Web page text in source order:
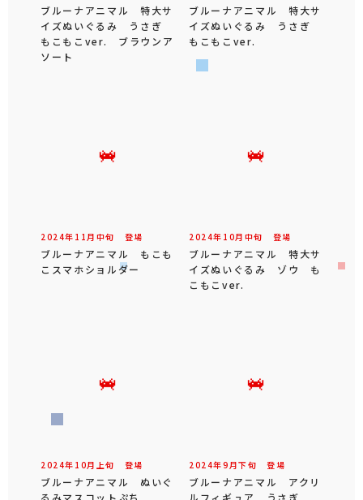
ブルーナアニマル 特大サ
イズぬいぐるみ うさぎ
もこもこver. ブラウンア
ソート
ブルーナアニマル 特大サ
イズぬいぐるみ うさぎ
もこもこver.
2024年 11 月 中旬 登場
ブルーナアニマル もこも
こスマホショルダー
2024年 10月 中旬 登場
ブルーナアニマル 特大サ
イズぬいぐるみ ゾウ も
こもこver.
2024年 10月 上旬 登場
ブルーナアニマル ぬいぐ
2024年9 月下旬 登場
ブルーナアニマル アクリ